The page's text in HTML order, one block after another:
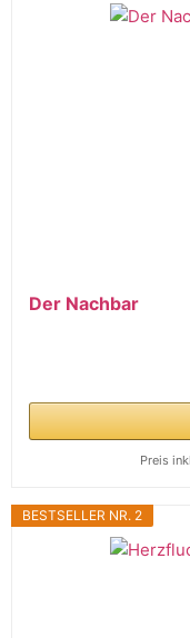
Der Nachbar
Preis
BESTSELLER NR. 2